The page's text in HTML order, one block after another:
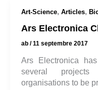
Art-Science, Articles,
Ars Electronica
ab /11 septembre 2017
Ars Electronica
several
organisations to be